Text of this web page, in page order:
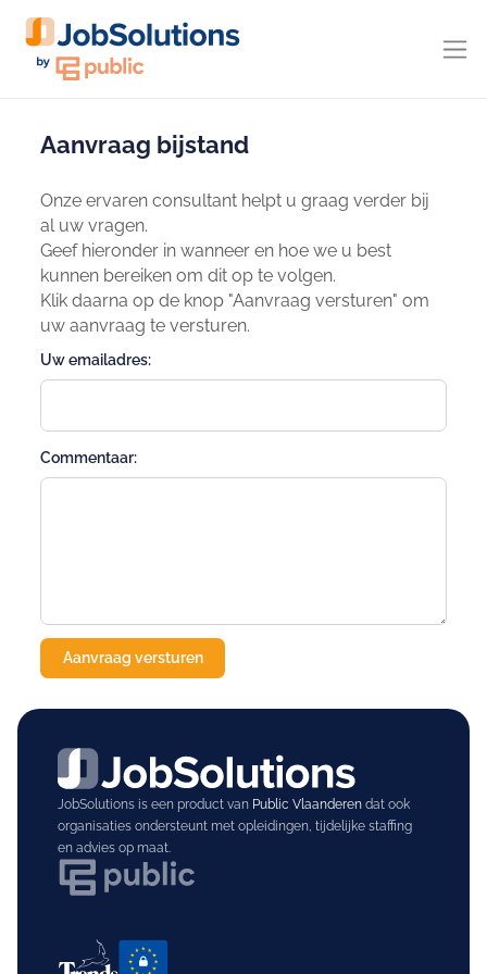
Aanvraag bijstand
Onze ervaren consultant helpt u graag verder bij
al uw vragen.
Geef hieronder in wanneer en hoe we u best
kunnen bereiken om dit op te volgen.
Klik daarna op de knop "Aanvraag versturen" om
uw aanvraag te versturen.
Uw emailadres:
Commentaar:
JobSolutions is een product van Public Vlaanderendat ook
organisaties ondersteunt met opleidingen, tijdelijke staffing
en advies op maat.